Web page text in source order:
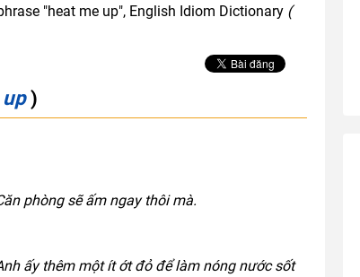
"heat me up", English Idiom Dictionary (
)
phòng sẽ ấm ngay thôi mà.
ấy thêm một ít ớt đỏ để làm nóng nước sốt